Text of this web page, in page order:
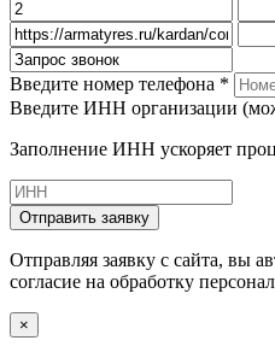
Введите номер телефона *
Введите ИНН организации
Заполнение ИНН ускоряет
Отправить заявку
Отправляя заявку с сайта, вы
согласие на обработку
×